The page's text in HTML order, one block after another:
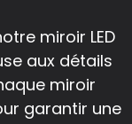
miroir LED
aux détails
miroir
garantir une